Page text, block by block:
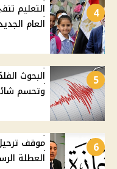
4
التعليم
العام الجديد 12 سبتمبر والدولية 6
5
البحوث
وتحسم
6
العطلة